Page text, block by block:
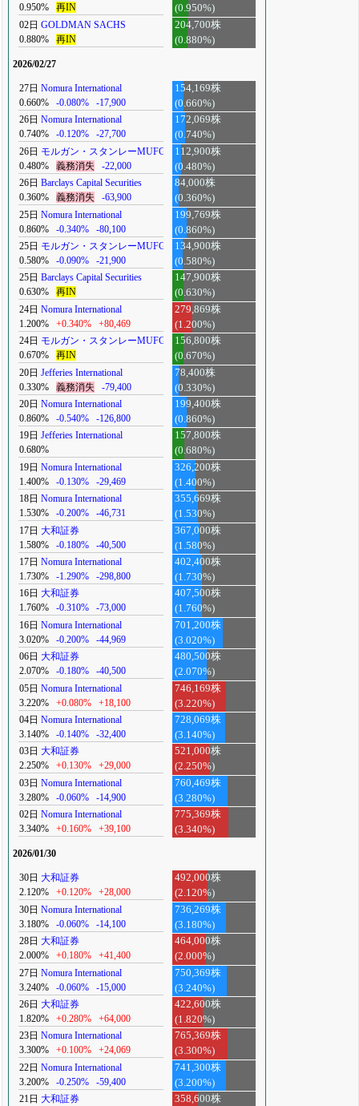
0.950%
再IN
(0.950%)
02日 GOLDMAN SACHS
0.880%
再IN
204,700株
(0.880%)
2026/02/27
27日 Nomura International
0.660%
-0.080% -17,900
154,169株
(0.660%)
26日 Nomura International
0.740%
-0.120% -27,700
172,069株
(0.740%)
26日 モルガン・スタンレーMUFG
0.480%
義務消失 -22,000
112,900株
(0.480%)
26日 Barclays Capital Securities
0.360%
義務消失 -63,900
84,000株
(0.360%)
25日 Nomura International
0.860%
-0.340% -80,100
199,769株
(0.860%)
25日 モルガン・スタンレーMUFG
0.580%
-0.090% -21,900
134,900株
(0.580%)
25日 Barclays Capital Securities
0.630%
再IN
147,900株
(0.630%)
24日 Nomura International
1.200%
+0.340% +80,469
279,869株
(1.200%)
24日 モルガン・スタンレーMUFG
0.670%
再IN
156,800株
(0.670%)
20日 Jefferies International
0.330%
義務消失 -79,400
78,400株
(0.330%)
20日 Nomura International
0.860%
-0.540% -126,800
199,400株
(0.860%)
19日 Jefferies International
0.680%
157,800株
(0.680%)
19日 Nomura International
1.400%
-0.130% -29,469
326,200株
(1.400%)
18日 Nomura International
1.530%
-0.200% -46,731
355,669株
(1.530%)
17日 大和証券
1.580%
-0.180% -40,500
367,000株
(1.580%)
17日 Nomura International
1.730%
-1.290% -298,800
402,400株
(1.730%)
16日 大和証券
1.760%
-0.310% -73,000
407,500株
(1.760%)
16日 Nomura International
3.020%
-0.200% -44,969
701,200株
(3.020%)
06日 大和証券
2.070%
-0.180% -40,500
480,500株
(2.070%)
05日 Nomura International
3.220%
+0.080% +18,100
746,169株
(3.220%)
04日 Nomura International
3.140%
-0.140% -32,400
728,069株
(3.140%)
03日 大和証券
2.250%
+0.130% +29,000
521,000株
(2.250%)
03日 Nomura International
3.280%
-0.060% -14,900
760,469株
(3.280%)
02日 Nomura International
3.340%
+0.160% +39,100
775,369株
(3.340%)
2026/01/30
30日 大和証券
2.120%
+0.120% +28,000
492,000株
(2.120%)
30日 Nomura International
3.180%
-0.060% -14,100
736,269株
(3.180%)
28日 大和証券
2.000%
+0.180% +41,400
464,000株
(2.000%)
27日 Nomura International
3.240%
-0.060% -15,000
750,369株
(3.240%)
26日 大和証券
1.820%
+0.280% +64,000
422,600株
(1.820%)
23日 Nomura International
3.300%
+0.100% +24,069
765,369株
(3.300%)
22日 Nomura International
3.200%
-0.250% -59,400
741,300株
(3.200%)
21日 大和証券 358,600株